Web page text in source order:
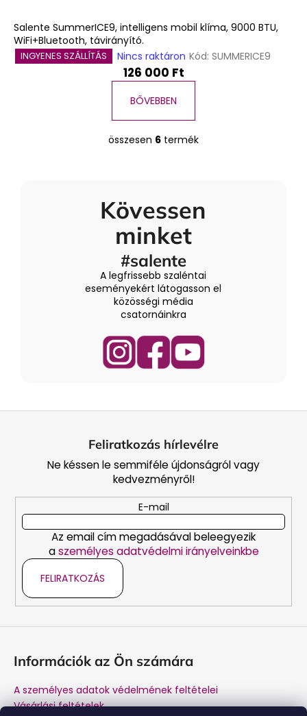
Salente SummerICE9, intelligens mobil klíma, 9000 BTU,
WiFi+Bluetooth, távirányító.
INGYENES SZÁLLÍTÁS Nincs raktáron Kód: SUMMERICE9
126 000 Ft
BŐVEBBEN
L
a
i
r
n
y
í
t
s
e
összesen 6 termék
Kövessen
minket
#salente
A legfrissebb szaléntai
eseményekért látogasson el
közösségi média
csatornáinkra
Feliratkozás hírlevélre
Ne késsen le semmiféle újdonságról vagy
kedvezményről!
E-mail
Az email cím megadásával beleegyezik
aszemélyes adatvédelmi irányelveinkbe
FELIRATKOZÁS
Információk az Ön számára
A személyes adatok védelmének feltételei
Vásárlási feltételek